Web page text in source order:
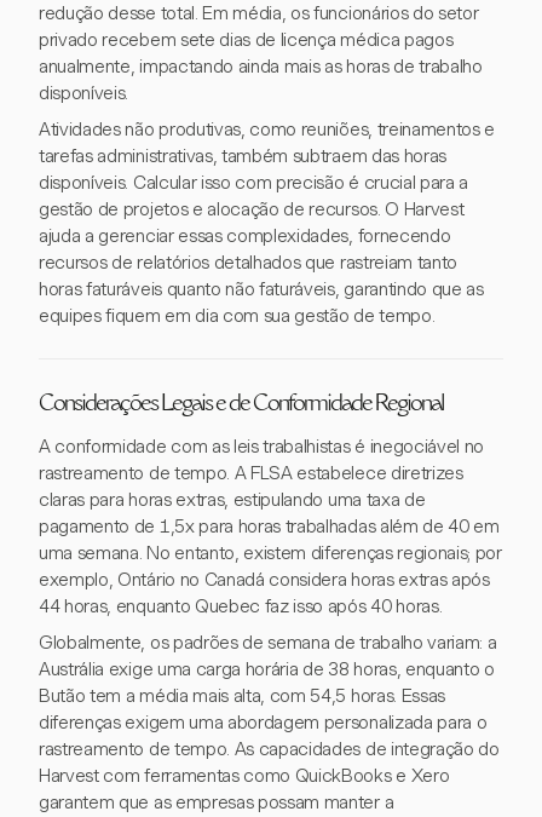
redução desse total. Em média, os funcionários do setor
privado recebem sete dias de licença médica pagos
anualmente, impactando ainda mais as horas de trabalho
disponíveis.
Atividades não produtivas, como reuniões, treinamentos e
tarefas administrativas, também subtraem das horas
disponíveis. Calcular isso com precisão é crucial para a
gestão de projetos e alocação de recursos. O Harvest
ajuda a gerenciar essas complexidades, fornecendo
recursos de relatórios detalhados que rastreiam tanto
horas faturáveis quanto não faturáveis, garantindo que as
equipes fiquem em dia com sua gestão de tempo.
Considerações Legais e de Conformidade Regional
A conformidade com as leis trabalhistas é inegociável no
rastreamento de tempo. A FLSA estabelece diretrizes
claras para horas extras, estipulando uma taxa de
pagamento de 1,5x para horas trabalhadas além de 40 em
uma semana. No entanto, existem diferenças regionais; por
exemplo, Ontário no Canadá considera horas extras após
44 horas, enquanto Quebec faz isso após 40 horas.
Globalmente, os padrões de semana de trabalho variam: a
Austrália exige uma carga horária de 38 horas, enquanto o
Butão tem a média mais alta, com 54,5 horas. Essas
diferenças exigem uma abordagem personalizada para o
rastreamento de tempo. As capacidades de integração do
Harvest com ferramentas como QuickBooks e Xero
garantem que as empresas possam manter a